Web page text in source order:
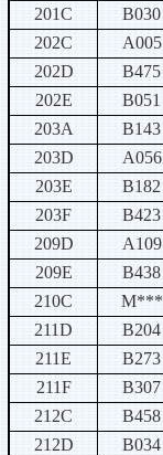
201C
B030
202C
A005
202D
B475
202E
B051
203A
B143
203D
A056
203E
B182
203F
B423
209D
A109
209E
B438
210C
M***
211D
B204
211E
B273
211F
B307
212C
B458
212D
B034